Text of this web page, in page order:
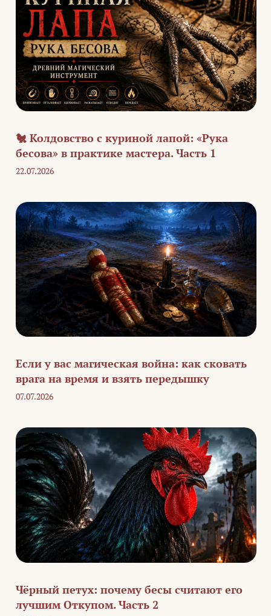
🐔 Колдовство с куриной лапой: «Рука
бесова» в практике мастера. Часть 1
22.07.2026
Если у вас магическая война: как сковать
врага на время и взять передышку
07.07.2026
Чёрный петух: почему бесы считают его
лучшим Откупом. Часть 2